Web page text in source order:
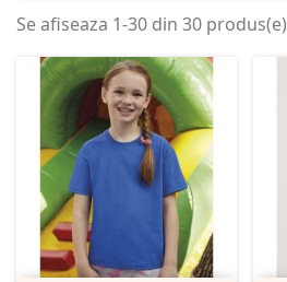
Se afiseaza 1-30 din 30 produs(e)